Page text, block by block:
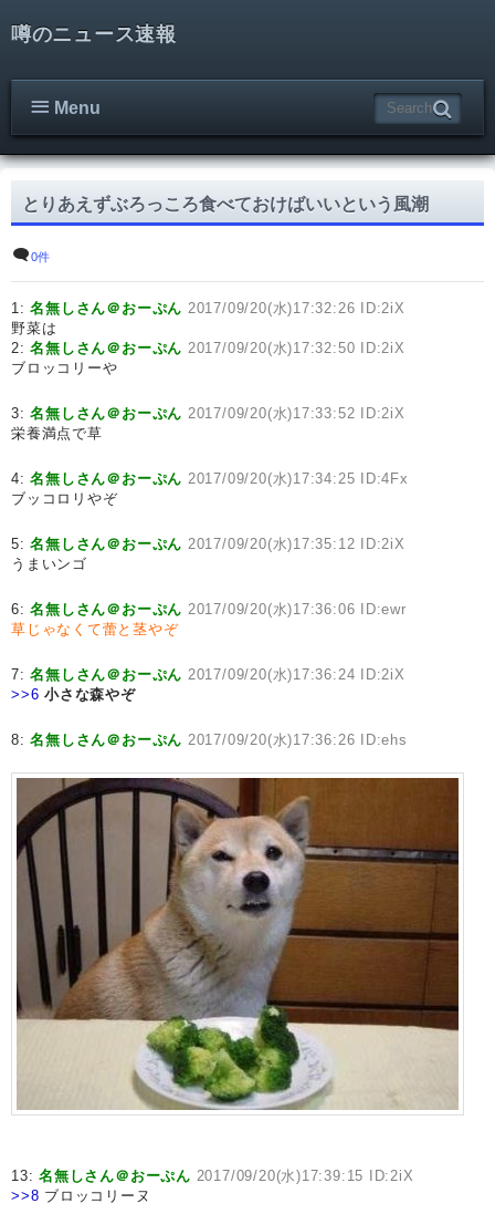
噂のニュース速報
Menu
とりあえずぶろっころ食べておけばいいという風潮
0件
1:名無しさん＠おーぷん 2017/09/20(水)17:32:26 ID:2iX
野菜は
2:名無しさん＠おーぷん 2017/09/20(水)17:32:50 ID:2iX
ブロッコリーや
3:名無しさん＠おーぷん 2017/09/20(水)17:33:52 ID:2iX
栄養満点で草
4:名無しさん＠おーぷん 2017/09/20(水)17:34:25 ID:4Fx
ブッコロリやぞ
5:名無しさん＠おーぷん 2017/09/20(水)17:35:12 ID:2iX
うまいンゴ
6:名無しさん＠おーぷん 2017/09/20(水)17:36:06 ID:ewr
草じゃなくて蕾と茎やぞ
7:名無しさん＠おーぷん 2017/09/20(水)17:36:24 ID:2iX
>>6 小さな森やぞ
8:名無しさん＠おーぷん 2017/09/20(水)17:36:26 ID:ehs
13:名無しさん＠おーぷん 2017/09/20(水)17:39:15 ID:2iX
>>8 ブロッコリーヌ